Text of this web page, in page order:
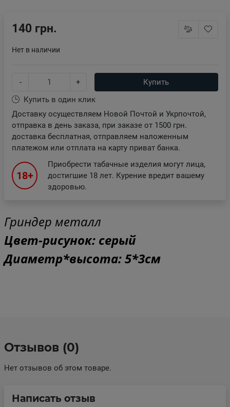
Гриндер металл
Цвет-рисунок: серый
Диаметр*высота: 5*3см
140 грн.
Нет в наличии
- +
Купить
Купить в один клик
Доставку осуществляем Новой Почтой и Укрпочтой,
отправка в день заказа, при заказе от 1500 грн.
доставка бесплатная, отправляем наложенным
платежом или отплата на карту приват банка.
18+
Приобрести табачные изделия могут лица,
достигшие 18 лет. Курение вредит вашему
здоровью.
Отзывов (0)
Нет отзывов об этом товаре.
Написать отзыв